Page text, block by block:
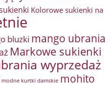
Kolorowe sukienki na
bluzki mango ubrania
Markowe sukienki
wyprzedaż
modne kurtki damskie mohito